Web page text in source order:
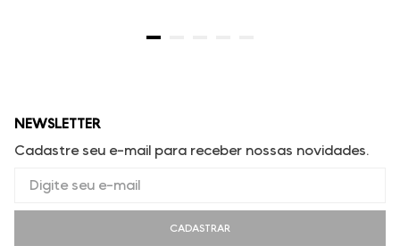
NEWSLETTER
Cadastre seu e-mail para receber nossas novidades.
CADASTRAR